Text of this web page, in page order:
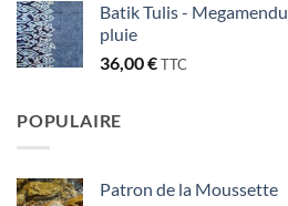
Batik Tulis -
pluie
36,00€TTC
POPULAIRE
Patron de la Moussette